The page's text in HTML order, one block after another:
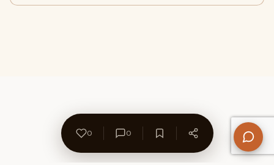
0 0